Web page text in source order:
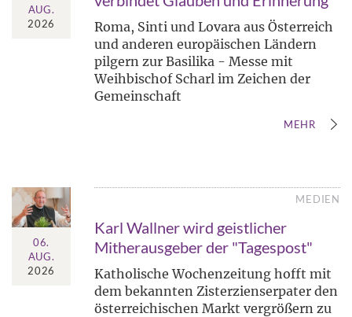
AUG.
2026
Roma, Sinti und Lovara aus Österreich
und anderen europäischen Ländern
pilgern zur Basilika - Messe mit
Weihbischof Scharl im Zeichen der
Gemeinschaft
MEHR
06.
AUG.
2026
MEDIEN
Karl Wallner wird geistlicher
Mitherausgeber der "Tagespost"
Katholische Wochenzeitung hofft mit
dem bekannten Zisterzienserpater den
österreichischen Markt vergrößern zu